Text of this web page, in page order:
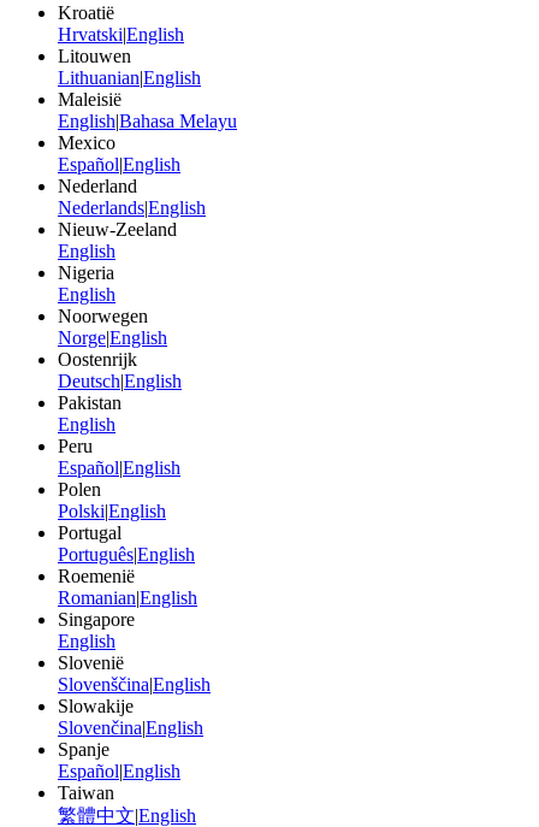
Kroatië
Hrvatski|English
Litouwen
Lithuanian|English
Maleisië
English|Bahasa Melayu
Mexico
Español|English
Nederland
Nederlands|English
Nieuw-Zeeland
English
Nigeria
English
Noorwegen
Norge|English
Oostenrijk
Deutsch|English
Pakistan
English
Peru
Español|English
Polen
Polski|English
Portugal
Português|English
Roemenië
Romanian|English
Singapore
English
Slovenië
Slovenščina|English
Slowakije
Slovenčina|English
Spanje
Español|English
Taiwan
繁體中文|English